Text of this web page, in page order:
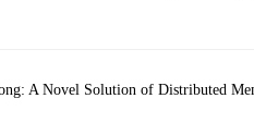
A Novel Solution of Distributed